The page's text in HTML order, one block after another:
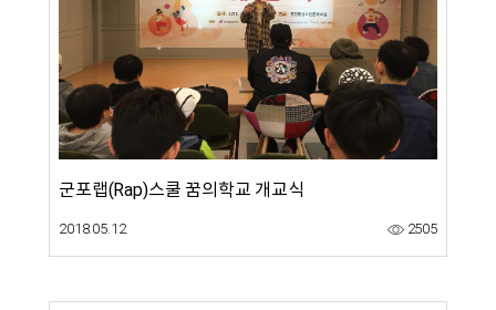
군포랩(Rap)스쿨 꿈의학교 개교식
2018.05.12 2505